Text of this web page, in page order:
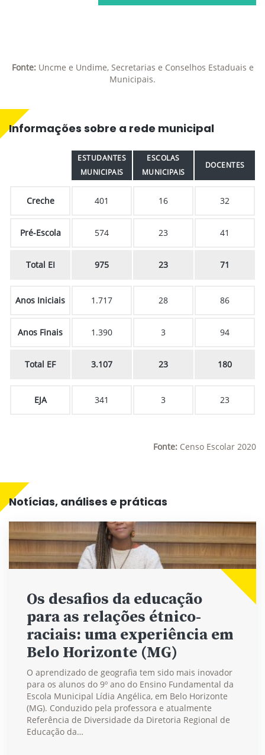
Fonte:Uncme e Undime, Secretarias e Conselhos Estaduais e
Municipais.
Informações sobre a rede municipal
ESTUDANTES
MUNICIPAIS
ESCOLAS
MUNICIPAIS
DOCENTES
Creche 401 16 32
Pré-Escola 574 23 41
Total EI 975 23 71
Anos Iniciais 1.717 28 86
Anos Finais 1.390 3 94
Total EF 3.107 23 180
EJA 341 3 23
Fonte: Censo Escolar 2020
Notícias, análises e práticas
Os desafios da educação
para as relações étnico-
raciais: uma experiência em
Belo Horizonte (MG)
O aprendizado de geografia tem sido mais inovador
para os alunos do 9º ano do Ensino Fundamental da
Escola Municipal Lídia Angélica, em Belo Horizonte
(MG). Conduzido pela professora e atualmente
Referência de Diversidade da Diretoria Regional de
Educação da…